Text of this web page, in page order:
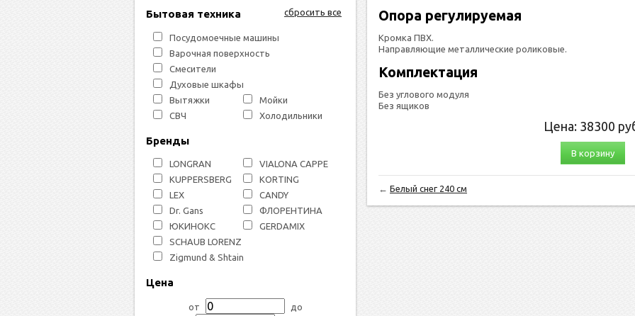
сбросить все
Бытовая техника
Посудомоечные машины
Варочная поверхность
Смесители
Духовые шкафы
Вытяжки
Мойки
СВЧ
Холодильники
Бренды
LONGRAN
VIALONA CAPPE
KUPPERSBERG
KORTING
LEX
СANDY
Dr. Gans
ФЛОРЕНТИНА
ЮКИНОКС
GERDAMIX
SCHAUB LORENZ
Zigmund & Shtain
Цена
от
до
Опора регулируемая
Кромка ПВХ.
Направляющие металлические роликовые.
Комплектация
Без углового модуля
Без ящиков
Цена: 38300
В корзину
← Белый снег 240 см